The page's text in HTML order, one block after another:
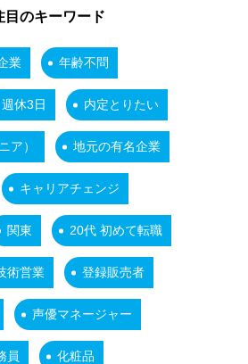
目のキーワード
業 年齢不問
週休3日 内定とりたい
ア） 地元の有名企業
キャリアチェンジ
関東 20代 初めて転職
術営業 登録販売者
声優マネージャー
員 化粧品